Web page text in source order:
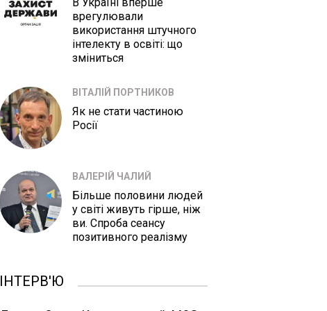
врегулювали
використання штучного
інтелекту в освіті: що
зміниться
ВІТАЛІЙ ПОРТНИКОВ
Як не стати частиною
Росії
ВАЛЕРІЙ ЧАЛИЙ
Більше половини людей
у світі живуть гірше, ніж
ви. Спроба сеансу
позитивного реалізму
ІНТЕРВ'Ю